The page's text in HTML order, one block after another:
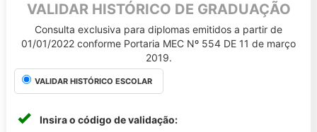
VALIDAR HISTÓRICO DE GRADUAÇÃO
Consulta exclusiva para diplomas emitidos a partir de
01/01/2022 conforme Portaria MEC Nº 554 DE 11 de março
2019.
VALIDAR HISTÓRICO ESCOLAR
Insira o código de validação: